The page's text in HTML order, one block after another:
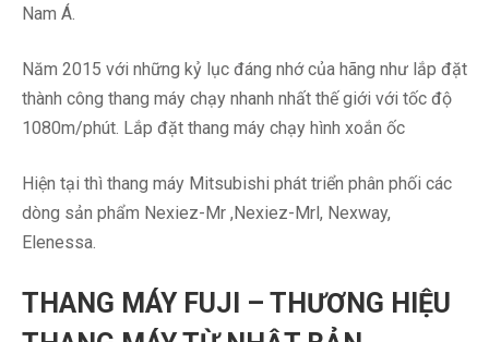
Nam Á.
Năm 2015 với những kỷ lục đáng nhớ của hãng như lắp đặt
thành công thang máy chạy nhanh nhất thế giới với tốc độ
1080m/phút. Lắp đặt thang máy chạy hình xoắn ốc
Hiện tại thì thang máy Mitsubishi phát triển phân phối các
dòng sản phẩm Nexiez-Mr ,Nexiez-Mrl, Nexway,
Elenessa.
THANG MÁY FUJI – THƯƠNG HIỆU